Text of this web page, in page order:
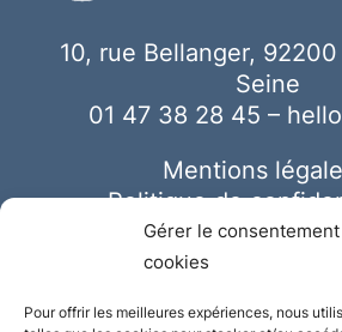
Gérer le
cookies
Pour offrir les meilleures expériences, nous
10, rue Bellanger,
Seine
01 47 38 28 45 –
Mentions
Politique de
Cookies